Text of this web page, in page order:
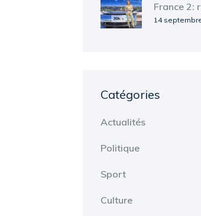
France 2:
simple
14
Catégories
Actualités
Politique
Sport
Culture